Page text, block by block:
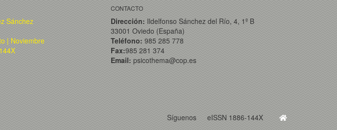
Sánchez
| Noviembre
CONTACTO
Dirección: Ildelfonso Sánchez del Río, 4, 1º B
33001 Oviedo (España)
Teléfono: 985 285 778
Fax:985 281 374
Email: psicothema@cop.es
Síguenos eISSN 1886-144X